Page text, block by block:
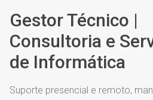
Pular para o
Gestor Técnico |
Consultoria e
de Informática
Suporte presencial e remoto,